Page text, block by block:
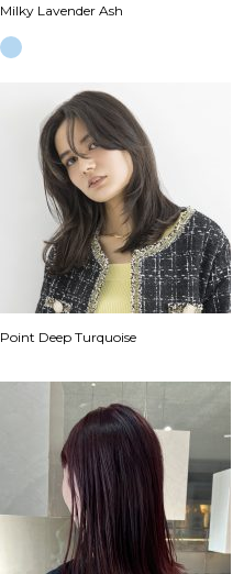
Milky Lavender Ash
Point Deep Turquoise